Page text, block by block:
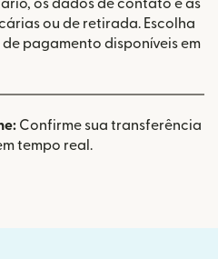
os dados de contato e as
ou de retirada. Escolha
pagamento disponíveis em
Confirme sua transferência
tempo real.